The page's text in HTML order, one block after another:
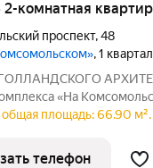
2-комнатная
проспект,48
, 1
«На
архитектурным бюро
комфортного жилья и
площадь: 66.90 м².
телефон